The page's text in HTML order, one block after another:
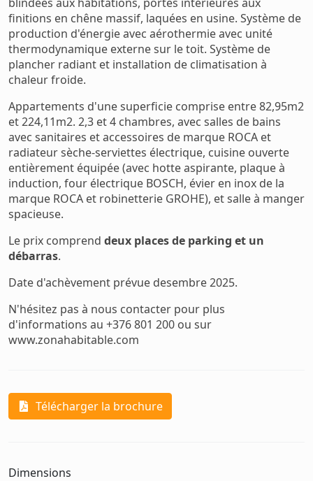
finitions en chêne massif, laquées en usine. Système de
production d'énergie avec aérothermie avec unité
thermodynamique externe sur le toit. Système de
plancher radiant et installation de climatisation à
chaleur froide.
Appartements d'une superficie comprise entre 82,95m2
et 224,11m2. 2,3 et 4 chambres, avec salles de bains
avec sanitaires et accessoires de marque ROCA et
radiateur sèche-serviettes électrique, cuisine ouverte
entièrement équipée (avec hotte aspirante, plaque à
induction, four électrique BOSCH, évier en inox de la
marque ROCA et robinetterie GROHE), et salle à manger
spacieuse.
Le prix comprend deux places de parking et un
débarras.
Date d'achèvement prévue desembre 2025.
N'hésitez pas à nous contacter pour plus
d'informations au +376 801 200 ou sur
www.zonahabitable.com
Télécharger la brochure
Dimensions